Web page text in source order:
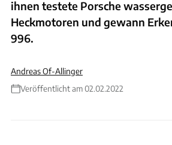
ihnen testete Porsche
Heckmotoren und gewann
996.
Andreas Of-Allinger
Veröffentlicht am 02.02.2022